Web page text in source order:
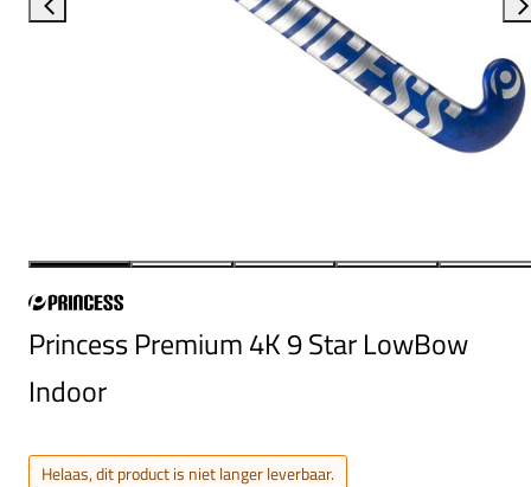
Princess Premium 4K 9 Star LowBow
Indoor
Helaas, dit product is niet langer leverbaar.